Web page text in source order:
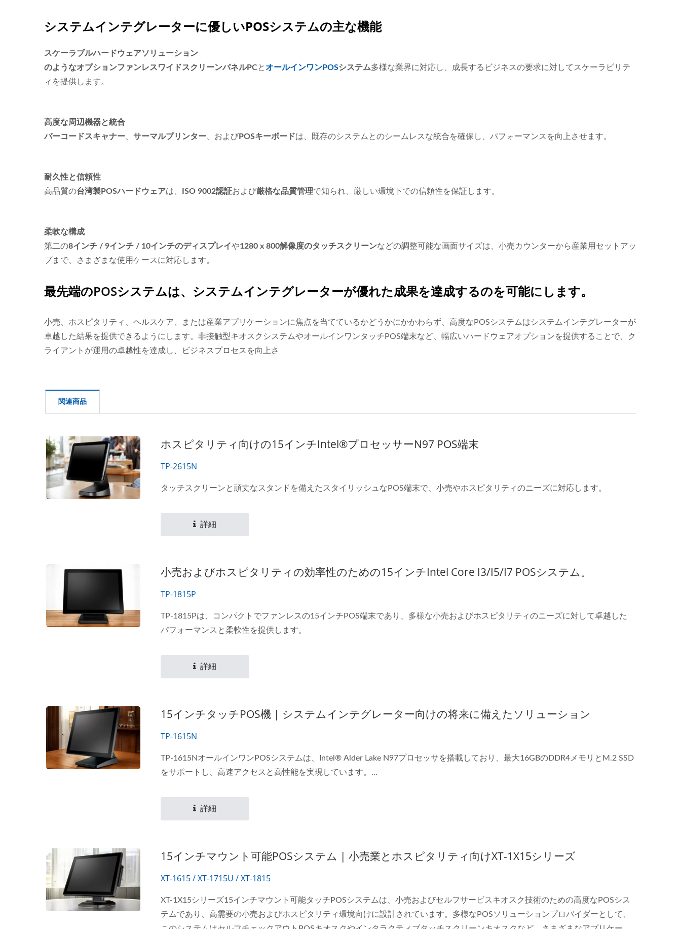
システムインテグレーターに優しいPOSシステムの主な機能
スケーラブルハードウェアソリューション
のようなオプションファンレスワイドスクリーンパネルPCとオールインワンPOSシステム多様な業界に対応し、成長するビジネスの要求に対してスケーラビリテ
ィを提供します。
高度な周辺機器と統合
バーコードスキャナー
サーマルプリンター 、およびPOSキーボードは、既存のシステムとのシームレスな統合を確保し、パフォーマンスを向上させます。
耐久性と信頼性
高品質の台湾製POSハードウェアは、 ISO 9002認証および厳格な品質管理で知られ、厳しい環境下での信頼性を保証します。
柔軟な構成
第二の8インチ / 9インチ / 10インチのディスプレイや1280 x 800解像度のタッチスクリーンなどの調整可能な画面サイズは、小売カウンターから産業用セットアッ
プまで、さまざまな使用ケースに対応します。
最先端のPOSシステムは、システムインテグレーターが優れた成果を達成するのを可能にします。
小売、ホスピタリティ、ヘルスケア、または産業アプリケーションに焦点を当てているかどうかにかかわらず、高度なPOSシステムはシステムインテグレーターが
卓越した結果を提供できるようにします。非接触型キオスクシステムやオールインワンタッチPOS端末など、幅広いハードウェアオプションを提供することで、ク
ライアントが運用の卓越性を達成し、ビジネスプロセスを向上さ
関連商品
ホスピタリティ向けの15インチIntel®プロセッサーN97 POS端末
TP-2615N
タッチスクリーンと頑丈なスタンドを備えたスタイリッシュなPOS端末で、小売やホスピタリティのニーズに対応します。
詳細
小売およびホスピタリティの効率性のための15インチIntel Core I3/i5/i7 POSシステム。
TP-1815P
TP-1815Pは、コンパクトでファンレスの15インチPOS端末であり、多様な小売およびホスピタリティのニーズに対して卓越した
パフォーマンスと柔軟性を提供します。
詳細
15インチタッチPOS機 | システムインテグレーター向けの将来に備えたソリューション
TP-1615N
TP-1615NオールインワンPOSシステムは、Intel® Alder Lake N97プロセッサを搭載しており、最大16GBのDDR4メモリとM.2 SSD
をサポートし、高速アクセスと高性能を実現しています。...
詳細
15インチマウント可能POSシステム | 小売業とホスピタリティ向けXT-1X15シリーズ
XT-1615 / XT-1715U / XT-1815
XT-1X15シリーズ15インチマウント可能タッチPOSシステムは、小売およびセルフサービスキオスク技術のための高度なPOSシス
テムであり、高需要の小売およびホスピタリティ環境向けに設計されています。多様なPOSソリューションプロバイダーとして、